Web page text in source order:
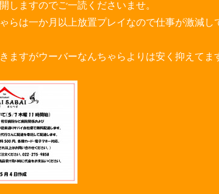
しますのでご一読くださいませ。
らは一か月以上放置プレイなので仕事が激減し
ますがウーバーなんちゃらよりは安く抑えてま